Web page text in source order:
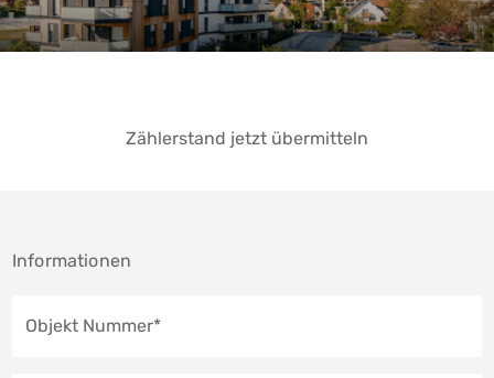
Zählerstand jetzt übermitteln
Informationen
Objekt Nummer*